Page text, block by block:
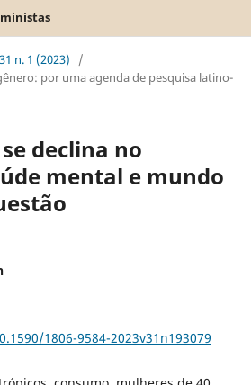
n. 1 (2023)
/
por uma agenda de pesquisa latino-
declina no
mental e mundo
1806-9584-2023v31n193079